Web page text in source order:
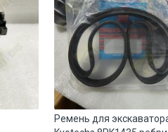
Ремень для